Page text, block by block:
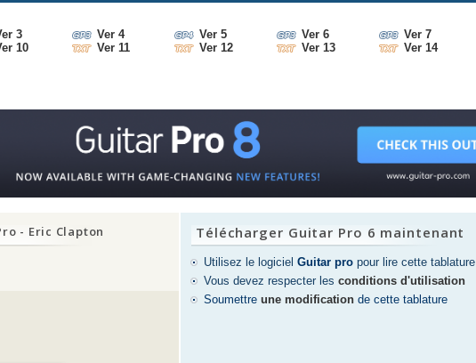
3 Ver 4 Ver 5 Ver 6
Ver 7
10 Ver 11 Ver 12 Ver 13
Ver 14
- Eric Clapton Télécharger Guitar Pro 6 maintenant
Utilisez le logiciel Guitar pro pour lire cette tablature
Vous devez respecter les conditions d'utilisation
Soumettre une modification de cette tablature